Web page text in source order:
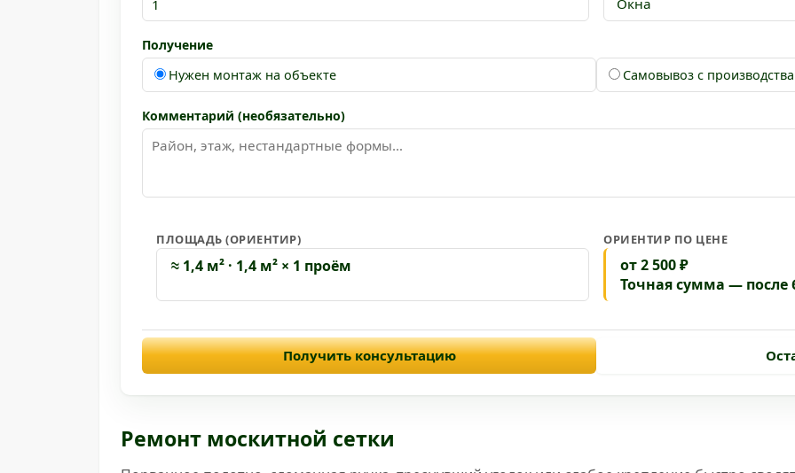
Получение
Нужен монтаж на объекте
Самовывоз с производства
Комментарий (необязательно)
ПЛОЩАДЬ (ОРИЕНТИР)
≈ 1,4 м² · 1,4 м² × 1 проём
ОРИЕНТИР ПО ЦЕНЕ
от 2 500 ₽
Точная сумма — после
Получить консультацию
Ремонт москитной сетки